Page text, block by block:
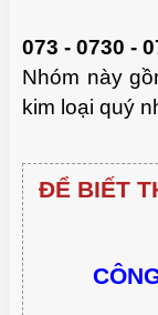
073 - 0730 -
Nhóm này
kim loại quý
ĐỂ BIẾT